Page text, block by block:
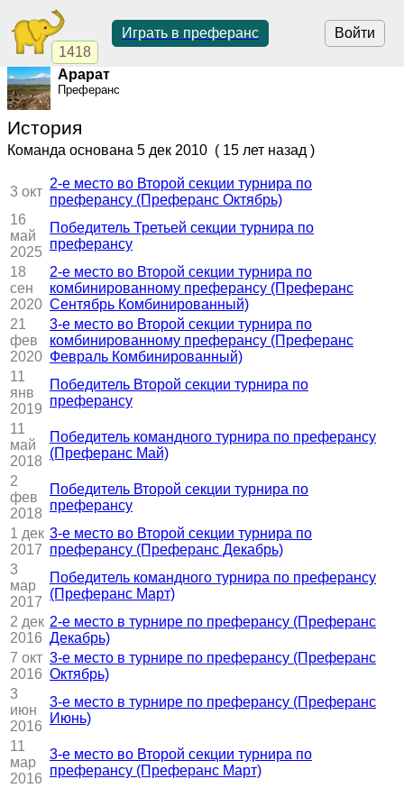
1418
Войти
Играть в преферанс
Арарат
Преферанс
История
Команда основана 5 дек 2010 ( 15 лет назад )
3 окт
2-е место во Второй секции турнира по
преферансу (Преферанс Октябрь)
16
май
2025
Победитель Третьей секции турнира по
преферансу
18
сен
2020
2-е место во Второй секции турнира по
комбинированному преферансу (Преферанс
Сентябрь Комбинированный)
21
фев
2020
3-е место во Второй секции турнира по
комбинированному преферансу (Преферанс
Февраль Комбинированный)
11
янв
2019
Победитель Второй секции турнира по
преферансу
11
май
2018
Победитель командного турнира по преферансу
(Преферанс Май)
2
фев
2018
Победитель Второй секции турнира по
преферансу
1 дек
2017
3-е место во Второй секции турнира по
преферансу (Преферанс Декабрь)
3
мар
2017
Победитель командного турнира по преферансу
(Преферанс Март)
2 дек
2016
2-е место в турнире по преферансу (Преферанс
Декабрь)
7 окт
2016
3-е место в турнире по преферансу (Преферанс
Октябрь)
3
июн
2016
3-е место в турнире по преферансу (Преферанс
Июнь)
11
мар
2016
3-е место во Второй секции турнира по
преферансу (Преферанс Март)